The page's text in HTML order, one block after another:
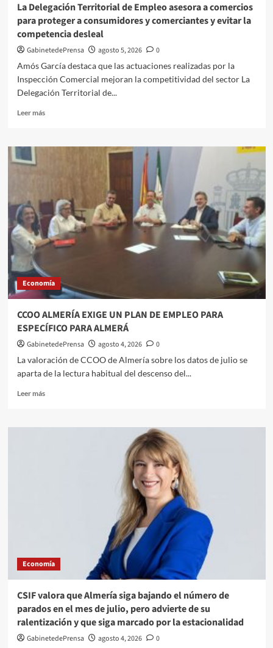
Marina
Ocio
y
Shopping
de
la
mano
JARQUIL
de
2026
La Delegación Territorial de Empleo asesora a comercios
para proteger a consumidores y comerciantes y evitar la
competencia desleal
GabinetedePrensa agosto 5, 2026
0
Amós García destaca que las actuaciones realizadas por la
Inspección Comercial mejoran la competitividad del sector La
Delegación Territorial de...
Leer másLeer
La
asesora
a
comercios
para
proteger
consumidores
y
comerciantes
evitar
la
competencia
Economía
CCOO ALMERÍA EXIGE UN PLAN DE EMPLEO PARA
ESPECÍFICO PARA ALMERÁ
GabinetedePrensa agosto 4, 2026
0
La valoración de CCOO de Almería sobre los datos de julio se
aparta de la lectura habitual del descenso del...
Leer másLeer
CCOO
Economía
CSIF valora que Almería siga bajando el número de
parados en el mes de julio, pero advierte de su
ralentización y que siga marcado por la estacionalidad
GabinetedePrensa agosto 4, 2026
0